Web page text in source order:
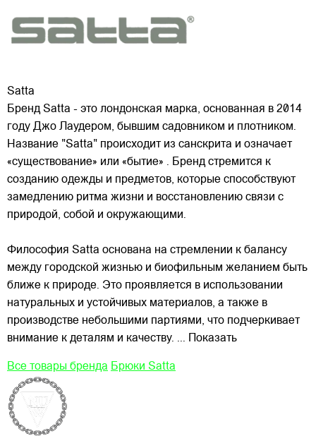
Satta
Бренд Satta - это лондонская марка, основанная в 2014
году Джо Лаудером, бывшим садовником и плотником.
Название "Satta" происходит из санскрита и означает
«существование» или «бытие» . Бренд стремится к
созданию одежды и предметов, которые способствуют
замедлению ритма жизни и восстановлению связи с
природой, собой и окружающими.
Философия Satta основана на стремлении к балансу
между городской жизнью и биофильным желанием быть
ближе к природе. Это проявляется в использовании
натуральных и устойчивых материалов, а также в
производстве небольшими партиями, что подчеркивает
внимание к деталям и качеству. ... Показать
Все товары бренда Брюки Satta